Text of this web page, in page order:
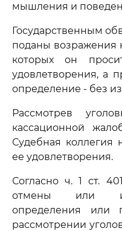
мышления и
Государственным
поданы возражения
которых он
удовлетворения, а
определение - без
Рассмотрев
кассационной
Судебная коллегия
ее удовлетворения.
Согласно ч. 1 ст.
отмены или
определения или
рассмотрении